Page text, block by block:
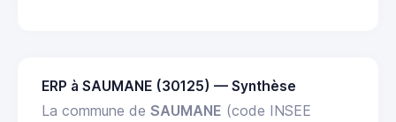
ERP à SAUMANE (30125) — Synthèse
La commune de SAUMANE (code INSEE